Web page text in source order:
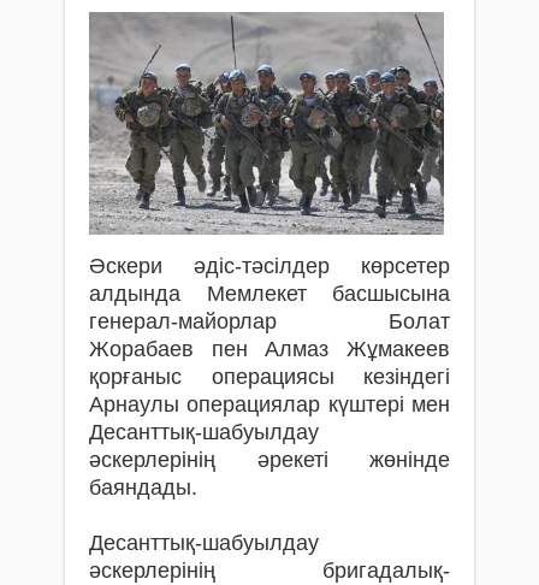
Әскери әдіс-тәсілдер көрсетер
алдында Мемлекет басшысына
генерал-майорлар Болат
Жорабаев пен Алмаз Жұмакеев
қорғаныс операциясы кезіндегі
Арнаулы операциялар күштері мен
Десанттық-шабуылдау
әскерлерінің әрекеті жөнінде
баяндады.
Десанттық-шабуылдау
әскерлерінің бригадалық-